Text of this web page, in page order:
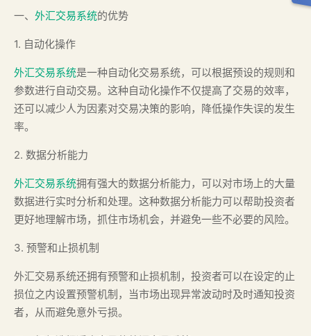
一、 外汇交易系统的优势
1. 自动化操作
外汇交易系统是一种自动化交易系统，可以根据预设的规则和
参数进行自动交易。这种自动化操作不仅提高了交易的效率，
还可以减少人为因素对交易决策的影响，降低操作失误的发生
率。
2. 数据分析能力
外汇交易系统拥有强大的数据分析能力，可以对市场上的大量
数据进行实时分析和处理。这种数据分析能力可以帮助投资者
更好地理解市场，抓住市场机会，并避免一些不必要的风险。
3. 预警和止损机制
外汇交易系统还拥有预警和止损机制，投资者可以在设定的止
损位之内设置预警机制，当市场出现异常波动时及时通知投资
者，从而避免意外亏损。